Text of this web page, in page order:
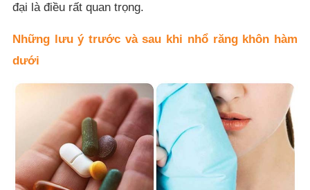
đại là điều rất quan trọng.
Những lưu ý trước và sau khi nhổ răng khôn hàm
dưới